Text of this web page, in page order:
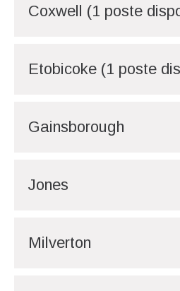
Coxwell (1 poste
Etobicoke (1 poste
Gainsborough
Jones
Milverton